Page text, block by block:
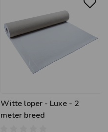
Witte loper - Luxe - 2
meter breed